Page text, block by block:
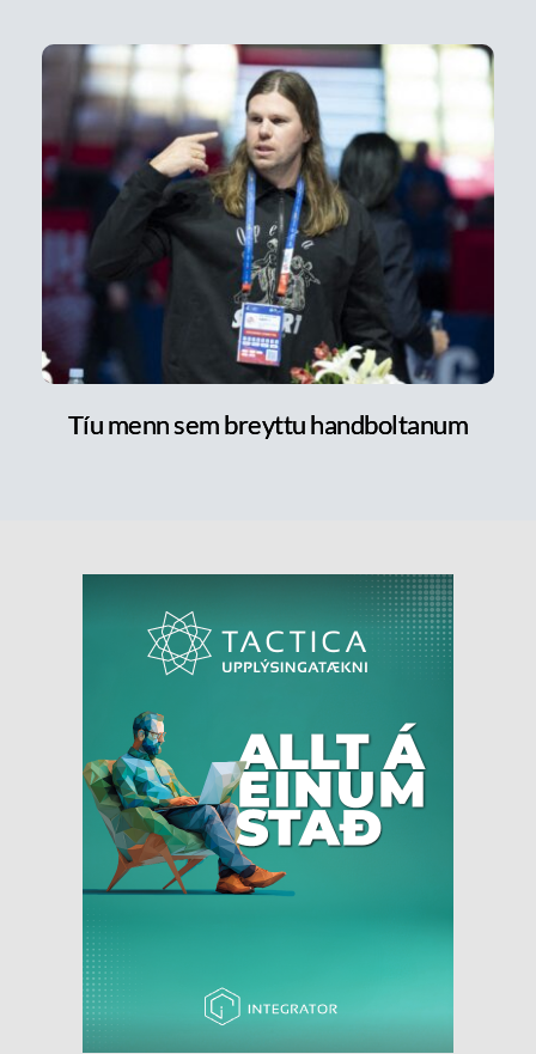
Tíu menn sem breyttu handboltanum